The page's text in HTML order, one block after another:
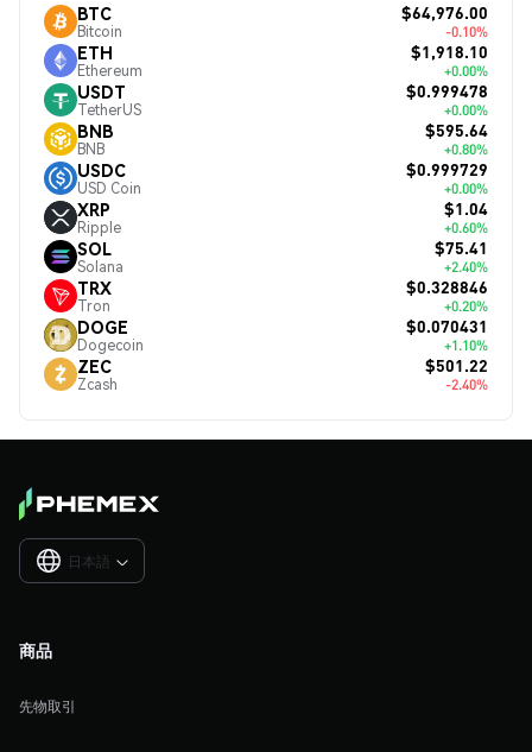
BTC
Bitcoin
$64,976.00
-0.10%
ETH
Ethereum
$1,918.10
+0.00%
USDT
TetherUS
$0.999478
+0.00%
BNB
BNB
$595.64
+0.80%
USDC
USD Coin
$0.999729
+0.00%
XRP
Ripple
$1.04
+0.60%
SOL
Solana
$75.41
+2.40%
TRX
Tron
$0.328846
+0.20%
DOGE
Dogecoin
$0.070431
+1.10%
ZEC
Zcash
$501.22
-2.40%
日本語 
商品
先物取引